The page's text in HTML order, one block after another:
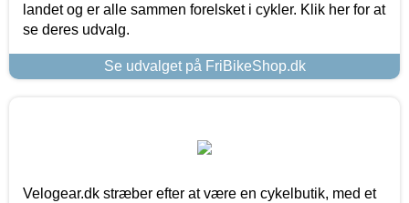
landet og er alle sammen forelsket i cykler. Klik her for at
se deres udvalg.
Se udvalget på FriBikeShop.dk
Velogear.dk stræber efter at være en cykelbutik, med et